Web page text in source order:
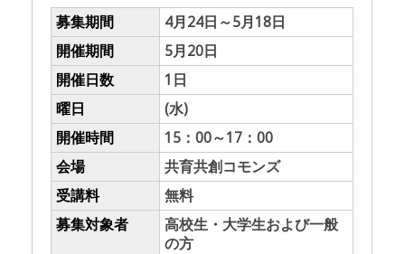
募集期間
4月24日～5月18日
開催期間
5月20日
開催日数
1日
曜日
(水)
開催時間
15：00～17：00
会場
共育共創コモンズ
受講料
無料
募集対象者
高校生・大学生および一般
の方